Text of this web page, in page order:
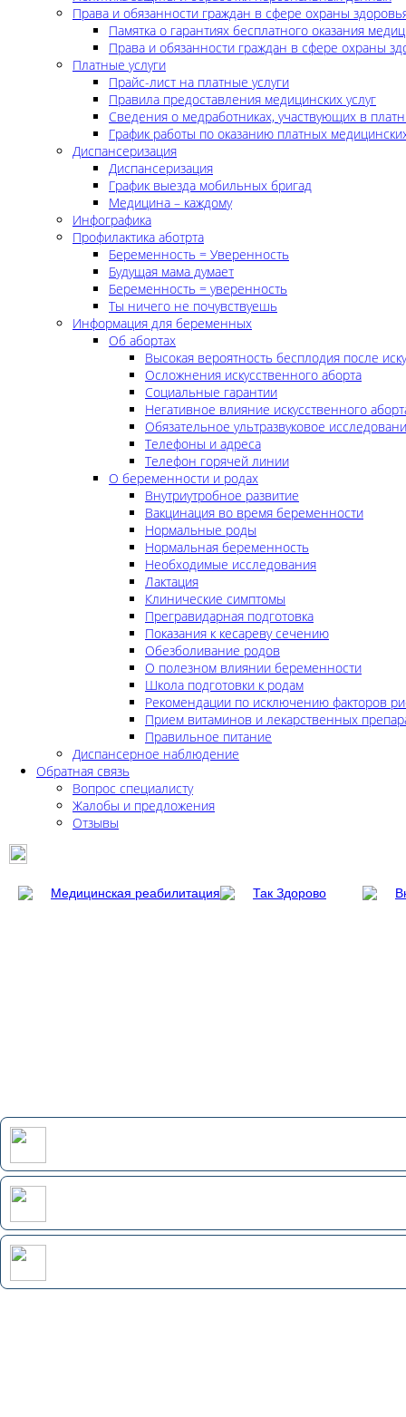
Права и обязанности граждан в сфере охраны
Памятка о гарантиях бесплатного оказания
Права и обязанности граждан в сфере охраны
Платные услуги
Прайс-лист на платные услуги
Правила предоставления медицинских услуг
Сведения о медработниках, участвующих в
График работы по оказанию платных
Диспансеризация
Диспансеризация
График выезда мобильных бригад
Медицина – каждому
Инфографика
Профилактика аботрта
Беременность = Уверенность
Будущая мама думает
Беременность = уверенность
Ты ничего не почувствуешь
Информация для беременных
Об абортах
Высокая вероятность бесплодия после
Осложнения искусственного аборта
Социальные гарантии
Негативное влияние искусственного
Обязательное ультразвуковое
Телефоны и адреса
Телефон горячей линии
О беременности и родах
Внутриутробное развитие
Вакцинация во время беременности
Нормальные роды
Нормальная беременность
Необходимые исследования
Лактация
Клинические симптомы
Прегравидарная подготовка
Показания к кесареву сечению
Обезболивание родов
О полезном влиянии беременности
Школа подготовки к родам
Рекомендации по исключению факторов
Прием витаминов и лекарственных
Правильное питание
Диспансерное наблюдение
Обратная связь
Вопрос специалисту
Жалобы и предложения
Отзывы